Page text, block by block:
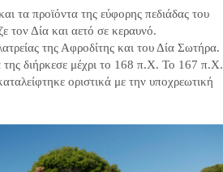
τα προϊόντα της εύφορης πεδιάδας του
τον Δία και αετό σε κεραυνό.
της Αφροδίτης και του Δία Σωτήρα.
διήρκεσε μέχρι το 168 π.Χ. Το 167 π.Χ.
οριστικά με την υποχρεωτική